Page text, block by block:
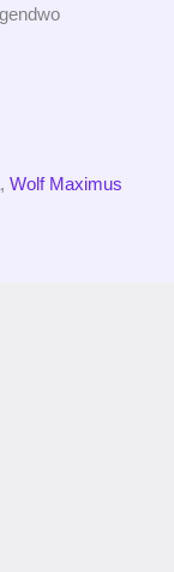
, Wolf Maximus